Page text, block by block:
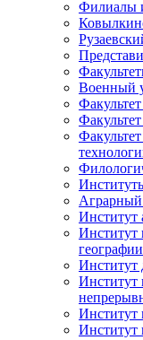
Филиалы
Военный
Аграрный
Институт
Институт
географии
Институт
Институт
Институт
Институт